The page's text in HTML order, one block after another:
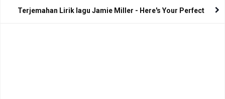
Terjemahan Lirik lagu Jamie Miller - Here's Your Perfect